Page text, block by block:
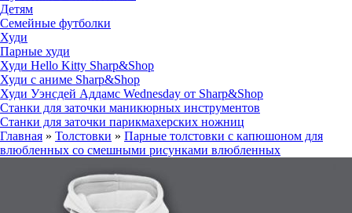
Детям
Семейные футболки
Худи
Парные худи
Худи Hello Kitty Sharp&Shop
Худи с аниме Sharp&Shop
Худи Уэнсдей Аддамс Wednesday от Sharp&Shop
Станки для заточки маникюрных инструментов
Станки для заточки парикмахерских ножниц
Главная » Толстовки » Парные толстовки с капюшоном для
влюбленных со смешными рисунками влюбленных